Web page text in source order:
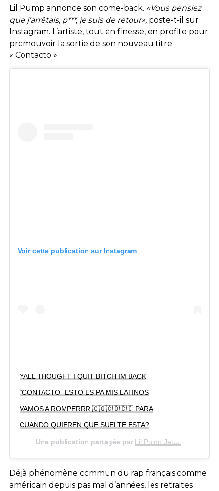
Lil Pump annonce son come-back. «Vous pensiez
que j’arrêtais, p***, je suis de retour», poste-t-il sur
Instagram. L’artiste, tout en finesse, en profite pour
promouvoir la sortie de son nouveau titre
« Contacto ».
Voir cette publication sur Instagram
YALL THOUGHT I QUIT BITCH IM BACK
“CONTACTO” ESTO ES PA MIS LATINOS
VAMOS A ROMPERRR 🇨🇴🇨🇴🇨🇴 PARA
CUANDO QUIEREN QUE SUELTE ESTA?
Une publication partagée par Lil Pump Jetski
Déjà phénomène commun du rap français comme
américain depuis pas mal d’années, les retraites